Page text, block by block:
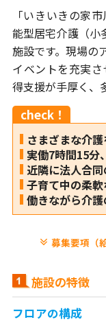
「いきいきの家
能型居宅介護（小
施設です。現場の
イベントを充実
得支援が手厚く、
check！
さまざまな介
実働7時間15分
近隣に法人合
子育て中の柔
働きながら介
募集要項（
施設の特徴
フロアの構成